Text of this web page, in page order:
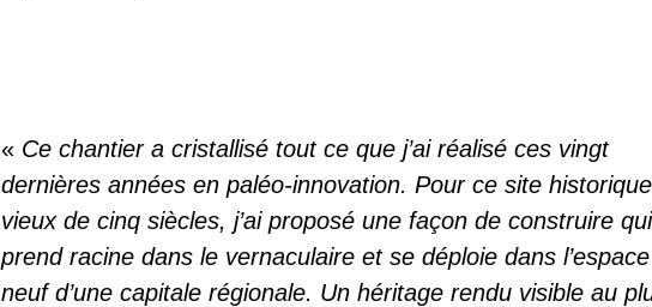
« Ce chantier a cristallisé tout ce que j’ai réalisé ces vingt
dernières années en paléo-innovation. Pour ce site historique
vieux de cinq siècles, j’ai proposé une façon de construire qui
prend racine dans le vernaculaire et se déploie dans l’espace
neuf d’une capitale régionale. Un héritage rendu visible au